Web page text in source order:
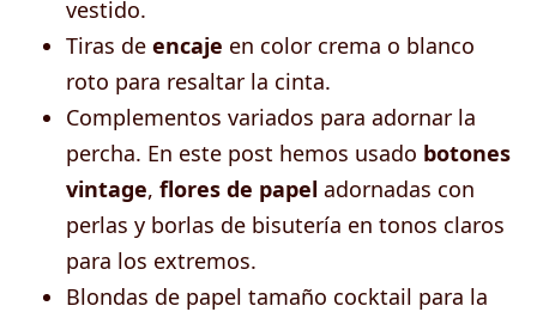
vestido.
Tiras de encaje en color crema o blanco
roto para resaltar la cinta.
Complementos variados para adornar la
percha. En este post hemos usado botones
vintage, flores de papel adornadas con
perlas y borlas de bisutería en tonos claros
para los extremos.
Blondas de papel tamaño cocktail para la